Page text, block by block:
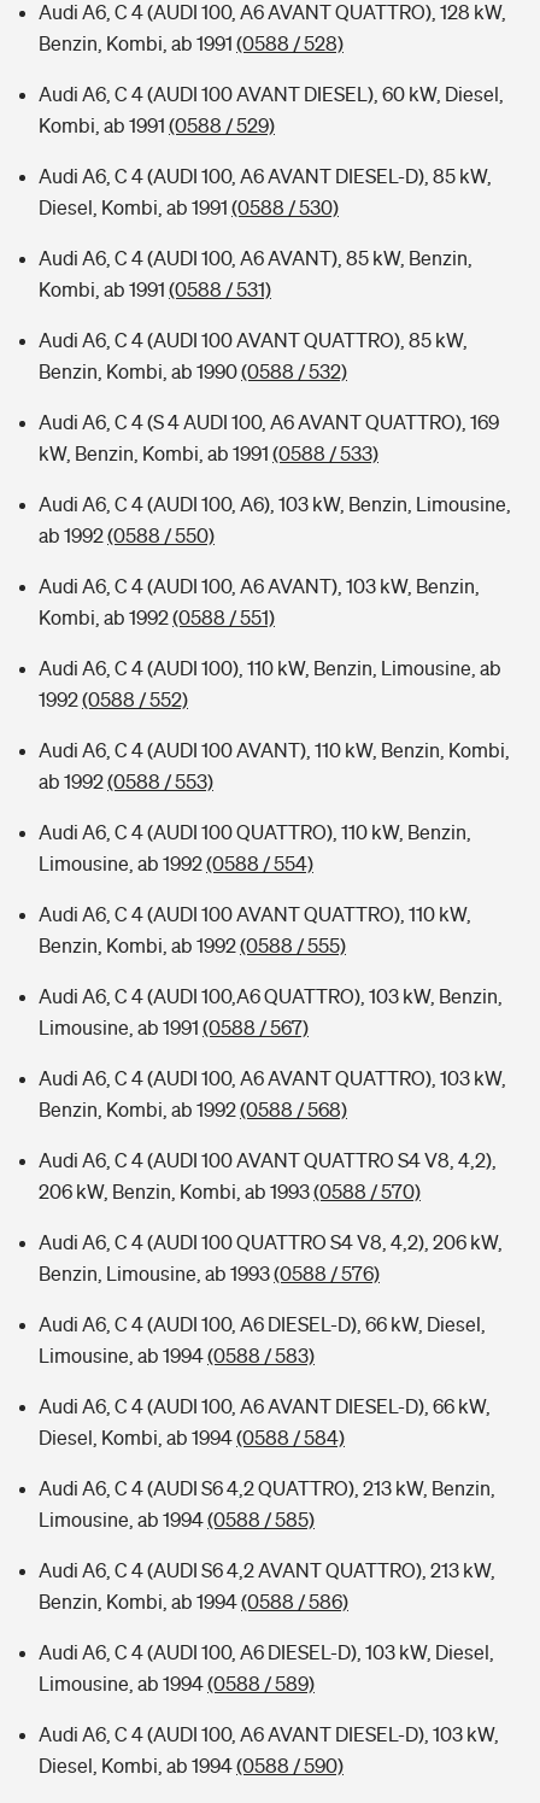
Audi A6, C 4 (AUDI 100, A6 AVANT QUATTRO), 128 kW,
Benzin, Kombi, ab 1991 (0588 / 528)
Audi A6, C 4 (AUDI 100 AVANT DIESEL), 60 kW, Diesel,
Kombi, ab 1991 (0588 / 529)
Audi A6, C 4 (AUDI 100, A6 AVANT DIESEL-D), 85 kW,
Diesel, Kombi, ab 1991 (0588 / 530)
Audi A6, C 4 (AUDI 100, A6 AVANT), 85 kW, Benzin,
Kombi, ab 1991 (0588 / 531)
Audi A6, C 4 (AUDI 100 AVANT QUATTRO), 85 kW,
Benzin, Kombi, ab 1990(0588 / 532)
Audi A6, C 4 (S 4 AUDI 100, A6 AVANT QUATTRO), 169
kW, Benzin, Kombi, ab 1991 (0588 / 533)
Audi A6, C 4 (AUDI 100, A6), 103 kW, Benzin, Limousine,
ab 1992(0588 / 550)
Audi A6, C 4 (AUDI 100, A6 AVANT), 103 kW, Benzin,
Kombi, ab 1992(0588 / 551)
Audi A6, C 4 (AUDI 100), 110 kW, Benzin, Limousine, ab
1992(0588 / 552)
Audi A6, C 4 (AUDI 100 AVANT), 110 kW, Benzin, Kombi,
ab 1992(0588 / 553)
Audi A6, C 4 (AUDI 100 QUATTRO), 110 kW, Benzin,
Limousine, ab 1992(0588 / 554)
Audi A6, C 4 (AUDI 100 AVANT QUATTRO), 110 kW,
Benzin, Kombi, ab 1992(0588 / 555)
Audi A6, C 4 (AUDI 100,A6 QUATTRO), 103 kW, Benzin,
Limousine, ab 1991 (0588 / 567)
Audi A6, C 4 (AUDI 100, A6 AVANT QUATTRO), 103 kW,
Benzin, Kombi, ab 1992(0588 / 568)
Audi A6, C 4 (AUDI 100 AVANT QUATTRO S4 V8, 4,2),
206 kW, Benzin, Kombi, ab 1993(0588 / 570)
Audi A6, C 4 (AUDI 100 QUATTRO S4 V8, 4,2), 206 kW,
Benzin, Limousine, ab 1993(0588 / 576)
Audi A6, C 4 (AUDI 100, A6 DIESEL-D), 66 kW, Diesel,
Limousine, ab 1994(0588 / 583)
Audi A6, C 4 (AUDI 100, A6 AVANT DIESEL-D), 66 kW,
Diesel, Kombi, ab 1994(0588 / 584)
Audi A6, C 4 (AUDI S6 4,2 QUATTRO), 213 kW, Benzin,
Limousine, ab 1994(0588 / 585)
Audi A6, C 4 (AUDI S6 4,2 AVANT QUATTRO), 213 kW,
Benzin, Kombi, ab 1994(0588 / 586)
Audi A6, C 4 (AUDI 100, A6 DIESEL-D), 103 kW, Diesel,
Limousine, ab 1994(0588 / 589)
Audi A6, C 4 (AUDI 100, A6 AVANT DIESEL-D), 103 kW,
Diesel, Kombi, ab 1994(0588 / 590)